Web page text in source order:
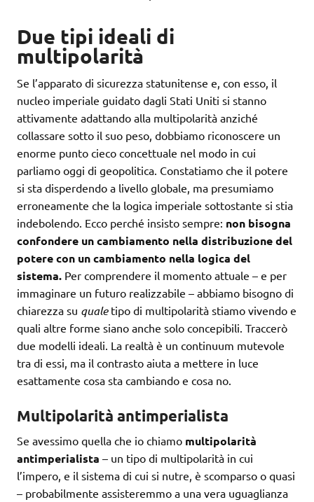
Due tipi ideali di
multipolarità
Se l’apparato di sicurezza statunitense e, con esso, il
nucleo imperiale guidato dagli Stati Uniti si stanno
attivamente adattando alla multipolarità anziché
collassare sotto il suo peso, dobbiamo riconoscere un
enorme punto cieco concettuale nel modo in cui
parliamo oggi di geopolitica. Constatiamo che il potere
si sta disperdendo a livello globale, ma presumiamo
erroneamente che la logica imperiale sottostante si stia
indebolendo. Ecco perché insisto sempre: non bisogna
confondere un cambiamento nella distribuzione del
potere con un cambiamento nella logica del
sistema. Per comprendere il momento attuale – e per
immaginare un futuro realizzabile – abbiamo bisogno di
chiarezza su qualetipo di multipolarità stiamo vivendo e
quali altre forme siano anche solo concepibili. Traccerò
due modelli ideali. La realtà è un continuum mutevole
tra di essi, ma il contrasto aiuta a mettere in luce
esattamente cosa sta cambiando e cosa no.
Multipolarità antimperialista
Se avessimo quella che io chiamo multipolarità
antimperialista – un tipo di multipolarità in cui
l’impero, e il sistema di cui si nutre, è scomparso o quasi
– probabilmente assisteremmo a una vera uguaglianza